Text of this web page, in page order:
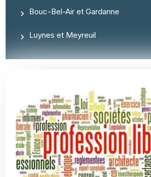
Bouc-Bel-Air et Gardanne
Luynes et Meyreuil